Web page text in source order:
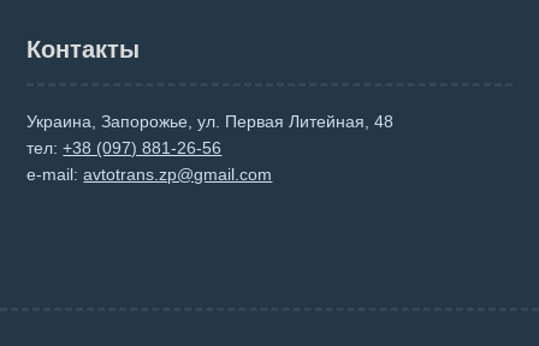
Контакты
Украина, Запорожье, ул. Первая Литейная, 48
тел:+38 (097) 881-26-56
e-mail:avtotrans.zp@gmail.com